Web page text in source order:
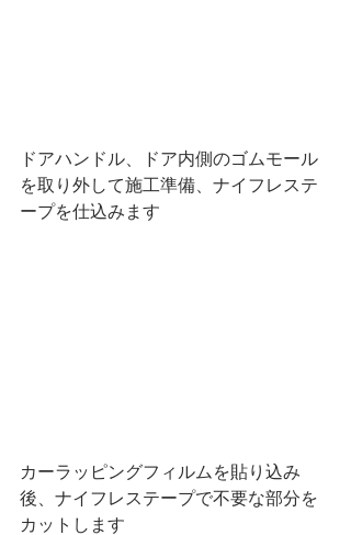
ドアハンドル、ドア内側のゴムモール
を取り外して施工準備、ナイフレステ
ープを仕込みます
カーラッピングフィルムを貼り込み
後、ナイフレステープで不要な部分を
カットします